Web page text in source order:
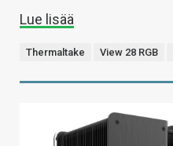
Lue lisää
Thermaltake View 28 RGB